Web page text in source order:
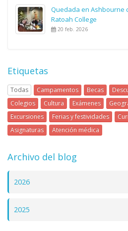
Quedada en Ashbourne
Ratoah College
20 feb. 2026
Etiquetas
Todas Campamentos Becas
Colegios
Cultura Exámenes
Excursiones
Ferias y festividades
Asignaturas
Atención médica
Archivo del blog
2026
2025